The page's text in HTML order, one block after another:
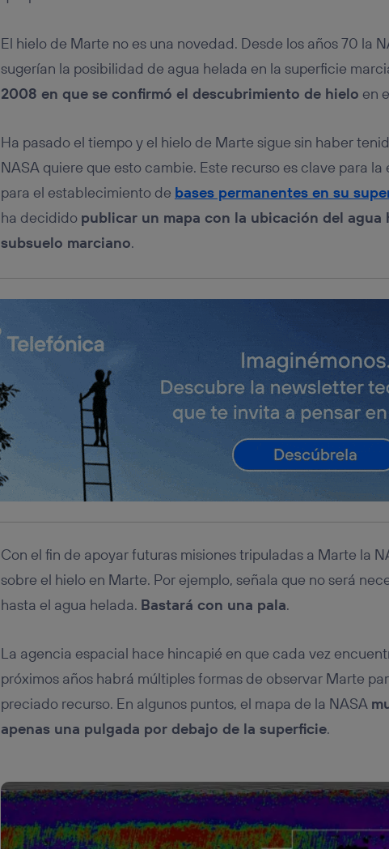
El hielo de Marte no es una novedad. Desde los años 70 la
sugerían la posibilidad de agua helada en la superficie
2008 en que se confirmó el descubrimiento de hielo en
Ha pasado el tiempo y el hielo de Marte sigue sin haber
NASA quiere que esto cambie. Este recurso es clave para
para el establecimiento de bases permanentes en su
ha decidido publicar un mapa con la ubicación del agua
subsuelo marciano.
Con el fin de apoyar futuras misiones tripuladas a Marte la
sobre el hielo en Marte. Por ejemplo, señala que no será
hasta el agua helada. Bastará con una pala.
La agencia espacial hace hincapié en que cada vez
próximos años habrá múltiples formas de observar Marte
preciado recurso. En algunos puntos, el mapa de la NASA
apenas una pulgada por debajo de la superficie.
(p. ej., Wi-
realizará en función de las actividades de navegación
hayan dado su consentimiento.
Puedes gestionar los consentimientos Utiq
inferior de esta página web o visitando el
portal de
Para más información, consulta la política de